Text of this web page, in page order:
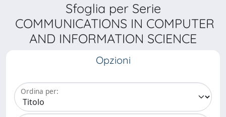
Sfoglia per Serie
COMMUNICATIONS IN COMPUTER
AND INFORMATION SCIENCE
Opzioni
Ordina per: